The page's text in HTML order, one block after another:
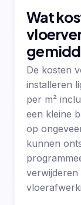
Wat
De kosten
installeren
per m²
een kleine
op
kunnen